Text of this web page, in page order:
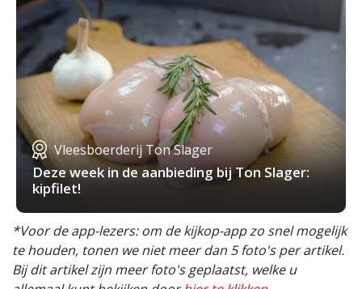
Vleesboerderij Ton Slager
Deze week in de aanbieding bij Ton Slager:
kipfilet!
*Voor de app-lezers: om de kijkop-app zo snel mogelijk
te houden, tonen we niet meer dan 5 foto's per artikel.
Bij dit artikel zijn meer foto's geplaatst, welke u